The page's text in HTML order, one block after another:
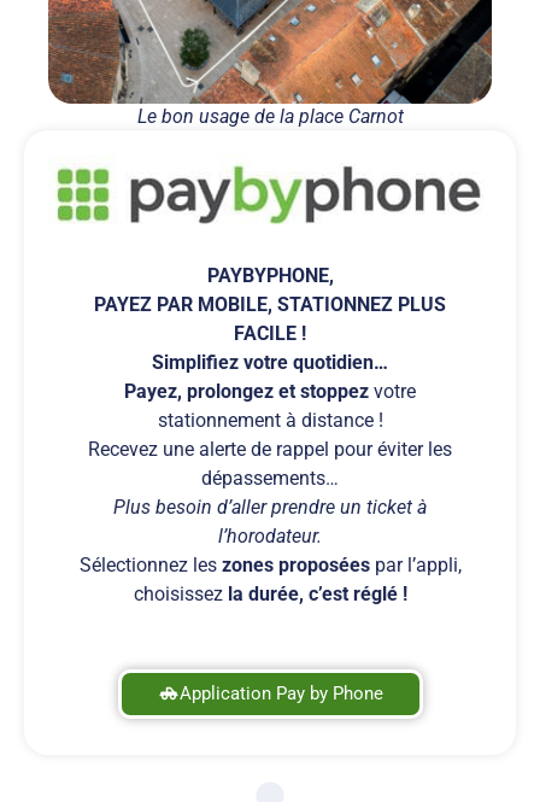
Le bon usage de la place Carnot
PAYBYPHONE,
PAYEZ PAR MOBILE, STATIONNEZ PLUS
FACILE !
Simplifiez votre quotidien…
Payez, prolongez et stoppez votre
stationnement à distance !
Recevez une alerte de rappel pour éviter les
dépassements…
Plus besoin d’aller prendre un ticket à
l’horodateur.
Sélectionnez leszones proposéespar l’appli,
choisissez la durée, c’est réglé !
Application Pay by Phone